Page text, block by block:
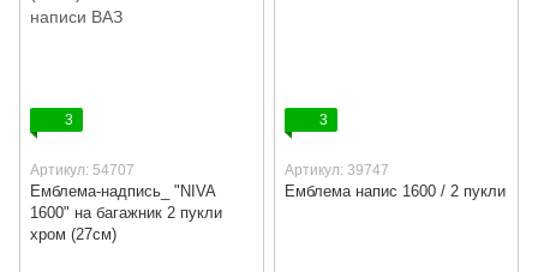
3
Артикул: 54707
Емблема-надпись_ "NIVA
1600" на багажник 2 пукли
хром (27см)
3
Артикул: 39747
Емблема напис 1600 / 2 пукли